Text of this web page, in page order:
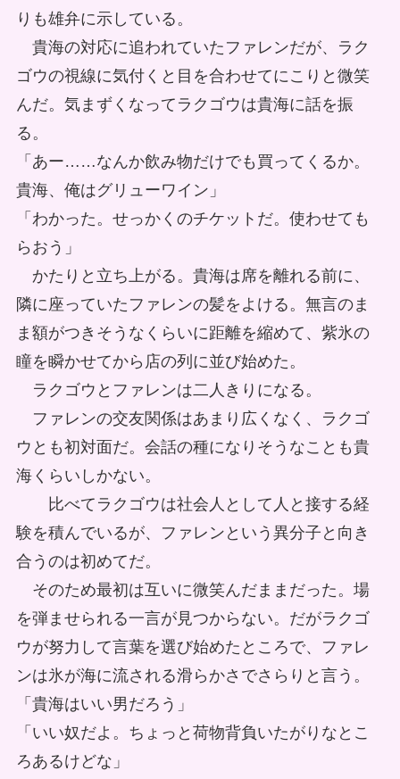
りも雄弁に示している。
貴海の対応に追われていたファレンだが、ラク
ゴウの視線に気付くと目を合わせてにこりと微笑
んだ。気まずくなってラクゴウは貴海に話を振
る。
「あー……なんか飲み物だけでも買ってくるか。
貴海、俺はグリューワイン」
「わかった。せっかくのチケットだ。使わせても
らおう」
かたりと立ち上がる。貴海は席を離れる前に、
隣に座っていたファレンの髪をよける。無言のま
ま額がつきそうなくらいに距離を縮めて、紫氷の
瞳を瞬かせてから店の列に並び始めた。
ラクゴウとファレンは二人きりになる。
ファレンの交友関係はあまり広くなく、ラクゴ
ウとも初対面だ。会話の種になりそうなことも貴
海くらいしかない。
比べてラクゴウは社会人として人と接する経
験を積んでいるが、ファレンという異分子と向き
合うのは初めてだ。
そのため最初は互いに微笑んだままだった。場
を弾ませられる一言が見つからない。だがラクゴ
ウが努力して言葉を選び始めたところで、ファレ
ンは氷が海に流される滑らかさでさらりと言う。
「貴海はいい男だろう」
「いい奴だよ。ちょっと荷物背負いたがりなとこ
ろあるけどな」